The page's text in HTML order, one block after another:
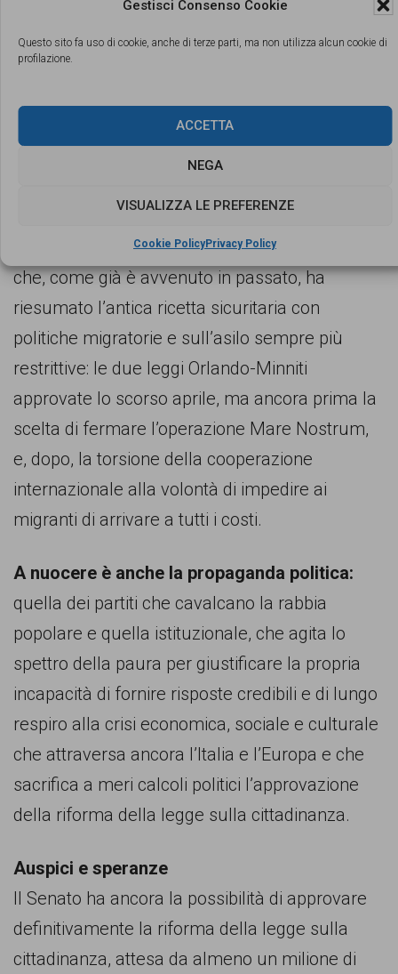
Gestisci Consenso Cookie
Questo sito fa uso di cookie, anche di terze parti, ma non utilizza alcun cookie di
profilazione.
ACCETTA
NEGA
VISUALIZZA LE PREFERENZE
Cookie PolicyPrivacy Policy
rom sono stati definiti da un ospite in studio la
“feccia della società”.
Alle radici del rigurgito di razzismo che,
attraversare il nostro paese, vi è secondo
Lunaria una precisa responsabilità della politica
che, come già è avvenuto in passato, ha
riesumato l’antica ricetta sicuritaria con
politiche migratorie e sull’asilo sempre più
restrittive: le due leggi Orlando-Minniti
approvate lo scorso aprile, ma ancora prima la
scelta di fermare l’operazione Mare Nostrum,
e, dopo, la torsione della cooperazione
internazionale alla volontà di impedire ai
migranti di arrivare a tutti i costi.
A nuocere è anche la propaganda politica:
quella dei partiti che cavalcano la rabbia
popolare e quella istituzionale, che agita lo
spettro della paura per giustificare la propria
incapacità di fornire risposte credibili e di lungo
respiro alla crisi economica, sociale e culturale
che attraversa ancora l’Italia e l’Europa e che
sacrifica a meri calcoli politici l’approvazione
della riforma della legge sulla cittadinanza.
Auspici e speranze
Il Senato ha ancora la possibilità di approvare
definitivamente la riforma della legge sulla
cittadinanza, attesa da almeno un milione di